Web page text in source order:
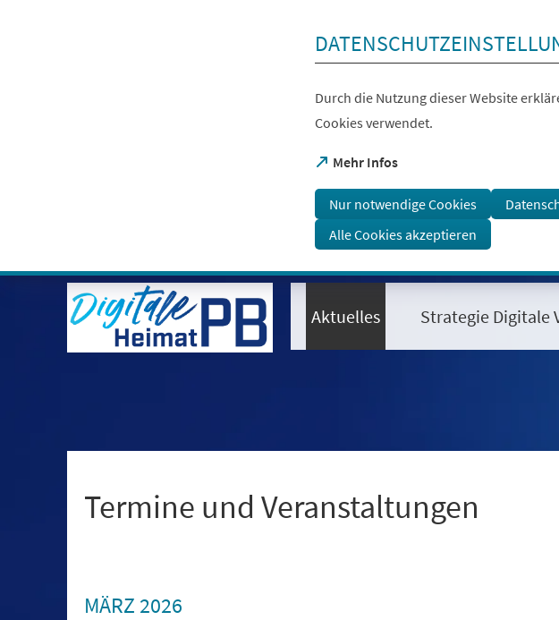
Assistenzsoftware
Durch die Nutzung dieser Website
Cookies verwendet.
Mehr Infos
(Öffnet
einem
neuen
Tab)
Nur notwendige Cookies
Alle Cookies akzeptieren
Aktuelles Strategie Digitale
Termine und Veranstaltungen
MÄRZ 2026